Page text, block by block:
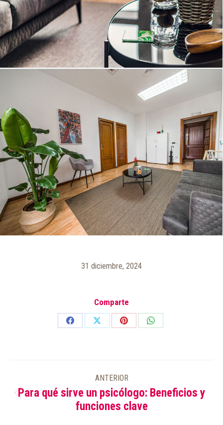
31 diciembre, 2024
Comparte
Share
Share
Share
Share
ENTRE
PUBLICACIONES
ANTERIOR
Publicación
anterior:
Para qué sirve un psicólogo: Beneficios y
funciones clave